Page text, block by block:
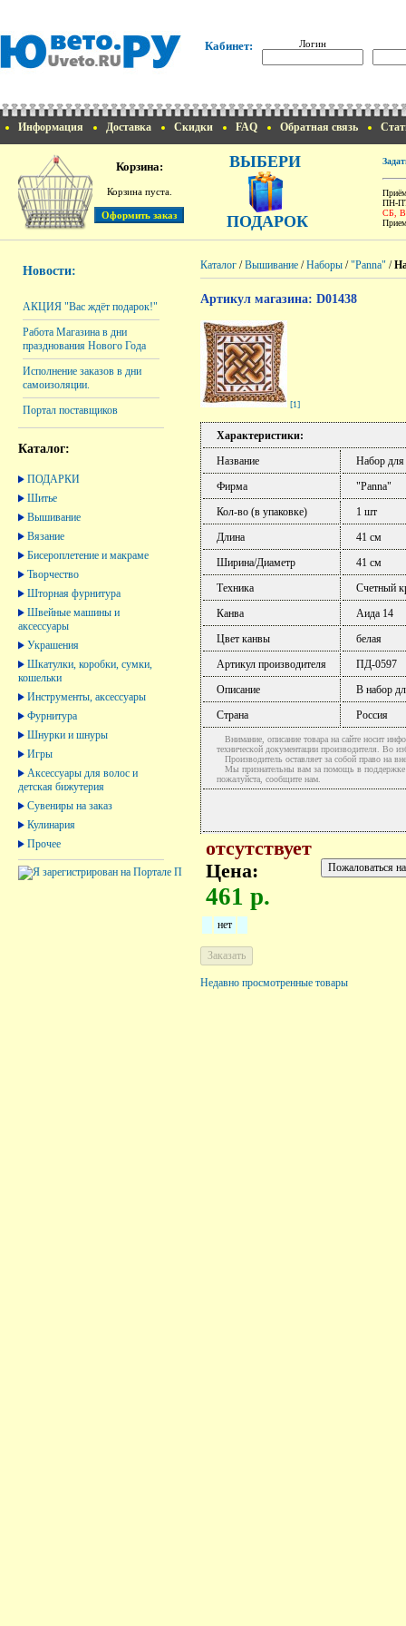
Кабинет: Логин
Информация Доставка Скидки FAQ Обратная связь
Корзина:
Корзина пуста.
ВЫБЕРИ
ПОДАРОК
ПН-
СБ,
Новости:
АКЦИЯ "Вас ждёт подарок!"
Работа Магазина в дни
празднования Нового Года
Исполнение заказов в дни
самоизоляции.
Портал поставщиков
Каталог:
ПОДАРКИ
Шитье
Вышивание
Вязание
Бисероплетение и макраме
Творчество
Шторная фурнитура
Швейные машины и
аксессуары
Украшения
Шкатулки, коробки, сумки,
кошельки
Инструменты, аксессуары
Фурнитура
Шнурки и шнуры
Игры
Аксессуары для волос и
детская бижутерия
Сувениры на заказ
Кулинария
Прочее
Каталог /Вышивание /Наборы /"Panna" /
Артикул магазина: D01438
[1]
Характеристики:
Название
Набор
Фирма
"Panna"
Кол-во (в упаковке)
1 шт
Длина
41 см
Ширина/Диаметр
41 см
Техника
Счетный
Канва
Аида 14
Цвет канвы
белая
Артикул производителя
ПД-0597
Описание
В набор
Страна
Россия
Внимание, описание товара на сайте носит
технической документации производителя. Во
Производитель оставляет за собой право на
Мы признательны вам за помощь в поддержке
пожалуйста, сообщите нам.
отсутствует
Цена:
461 р.
нет
Недавно просмотренные товары